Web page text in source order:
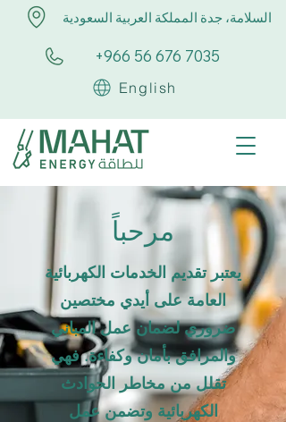
السلامة، جدة المملكة العربية السعودية
+966 56 676 7035
English
مرحباً
يعتبر تقديم الخدمات الكهربائية
العامة على أيدي مختصين
ضروري لضمان عمل المباني
والمرافق بأمان وكفاءة. فهي
تقلل من مخاطر الحوادث
الكهربائية وتضمن عمل